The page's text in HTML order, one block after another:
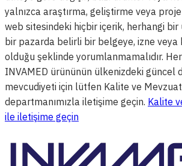
yalnızca araştırma, geliştirme veya
web sitesindeki hiçbir içerik, herhangi bir
bir pazarda belirli bir belgeye, izne veya
olduğu şeklinde yorumlanmamalıdır.
INVAMED ürününün ülkenizdeki güncel
mevcudiyeti için lütfen Kalite ve Mevzuat
departmanımızla iletişime geçin. Kalite
ile iletişime geçin